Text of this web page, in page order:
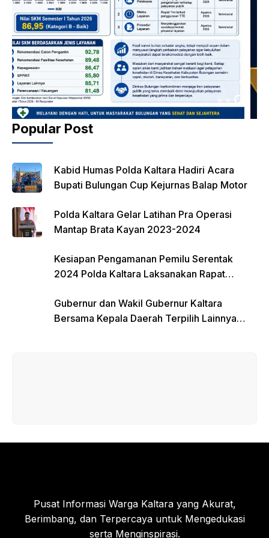
Popular Post
Kabid Humas Polda Kaltara Hadiri Acara
Bupati Bulungan Cup Kejurnas Balap Motor
Polda Kaltara Gelar Latihan Pra Operasi
Mantap Brata Kayan 2023-2024
Kesiapan Pengamanan Pemilu Serentak
2024 Polda Kaltara Laksanakan Rapat
Gubernur dan Wakil Gubernur Kaltara
Bersama Kepala Daerah Terpilih Lainnya
Pusat Informasi Warga Kaltara yang Akurat,
Berimbang, dan Terpercaya untuk Mengedukasi
serta Menginspirasi.